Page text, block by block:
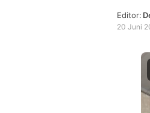
Editor:
20 Juni